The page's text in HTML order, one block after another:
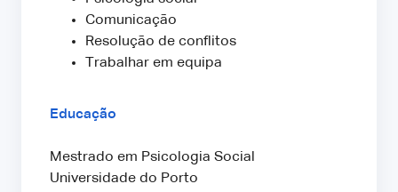
Comunicação
Resolução de conflitos
Trabalhar em equipa
Educação
Mestrado em Psicologia Social
Universidade do Porto